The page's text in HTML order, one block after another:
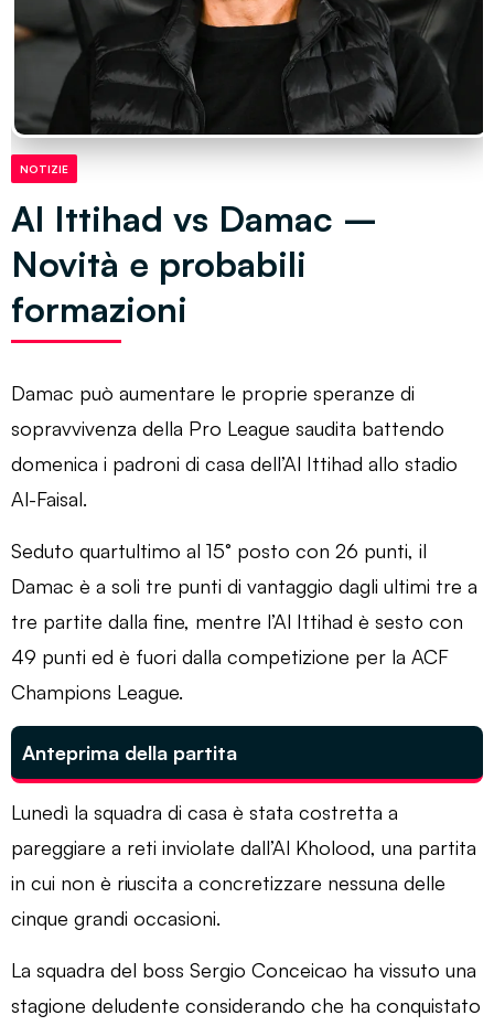
NOTIZIE
Al Ittihad vs Damac –
Novità e probabili
formazioni
Damac può aumentare le proprie speranze di
sopravvivenza della Pro League saudita battendo
domenica i padroni di casa dell’Al Ittihad allo stadio
Al-Faisal.
Seduto quartultimo al 15° posto con 26 punti, il
Damac è a soli tre punti di vantaggio dagli ultimi tre a
tre partite dalla fine, mentre l’Al Ittihad è sesto con
49 punti ed è fuori dalla competizione per la ACF
Champions League.
Anteprima della partita
Lunedì la squadra di casa è stata costretta a
pareggiare a reti inviolate dall’Al Kholood, una partita
in cui non è riuscita a concretizzare nessuna delle
cinque grandi occasioni.
La squadra del boss Sergio Conceicao ha vissuto una
stagione deludente considerando che ha conquistato